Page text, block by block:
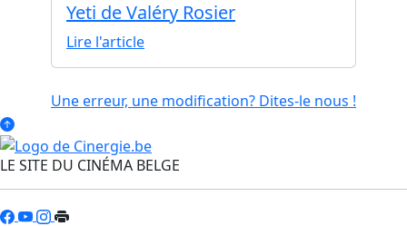
Yeti de Valéry Rosier
Lire l'article
Une erreur, une modification? Dites-le nous !
LE SITE DU CINÉMA BELGE